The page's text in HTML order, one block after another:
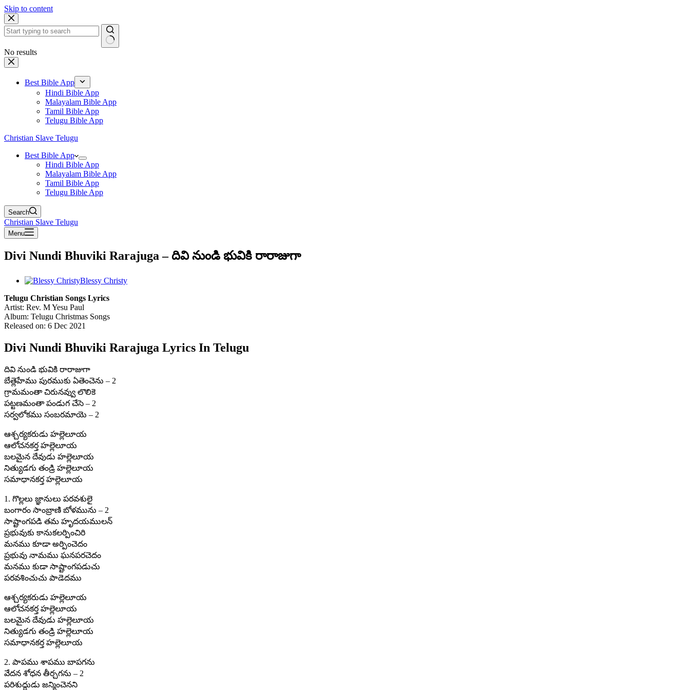
Skip to content
No results
Best Bible App
Hindi Bible App
Malayalam Bible App
Tamil Bible App
Telugu Bible App
Christian Slave Telugu
Best Bible App
Hindi Bible App
Malayalam Bible App
Tamil Bible App
Telugu Bible App
Search
Christian Slave Telugu
Menu
Divi Nundi Bhuviki Rarajuga – దివి నుండి భువికి రారాజుగా
Blessy Christy
Telugu Christian Songs Lyrics
Artist: Rev. M Yesu Paul
Album: Telugu Christmas Songs
Released on: 6 Dec 2021
Divi Nundi Bhuviki Rarajuga Lyrics In Telugu
దివి నుండి భువికి రారాజుగా
బేత్లెహేము పురముకు ఏతెంచెను – 2
గ్రామమంతా చిరునవ్వు లొలికె
పట్టణమంతా పండుగ చేసె – 2
సర్వలోకము సంబరమాయె – 2
ఆశ్చర్యకరుడు హల్లెలూయ
ఆలోచనకర్త హల్లెలూయ
బలమైన దేవుడు హల్లెలూయ
నిత్యుడగు తండ్రి హల్లెలూయ
సమాధానకర్త హల్లెలూయ
1. గొల్లలు జ్ఞానులు పరవశులై
బంగారం సాంబ్రాణి బోళమును – 2
సాష్టాంగపడి తమ హృదయములన్
ప్రభువుకు కానుకలర్పించిరి
మనము కూడా అర్పించెదం
ప్రభువు నామము ఘనపరచెదం
మనము కుడా సాష్టాంగపడుచు
పరవశించుచు పాడెదము
ఆశ్చర్యకరుడు హల్లెలూయ
ఆలోచనకర్త హల్లెలూయ
బలమైన దేవుడు హల్లెలూయ
నిత్యుడగు తండ్రి హల్లెలూయ
సమాధానకర్త హల్లెలూయ
2. పాపము శాపము బాపగను
వేదన శోధన తీర్చగను – 2
పరిశుద్ధుడు జన్మించెనని